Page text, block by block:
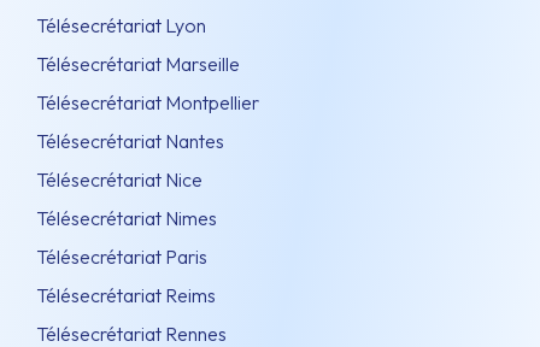
Télésecrétariat Lyon
Télésecrétariat Marseille
Télésecrétariat Montpellier
Télésecrétariat Nantes
Télésecrétariat Nice
Télésecrétariat Nimes
Télésecrétariat Paris
Télésecrétariat Reims
Télésecrétariat Rennes